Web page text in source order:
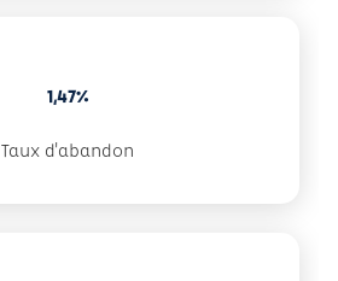
1,47%
Taux d'abandon